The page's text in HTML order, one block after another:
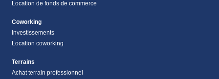
Location de fonds de commerce
Coworking
Investissements
Location coworking
Terrains
Achat terrain professionnel